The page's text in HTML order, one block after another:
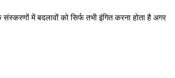
में बदलावों को सिर्फ तभी इंगित करना होता है अगर